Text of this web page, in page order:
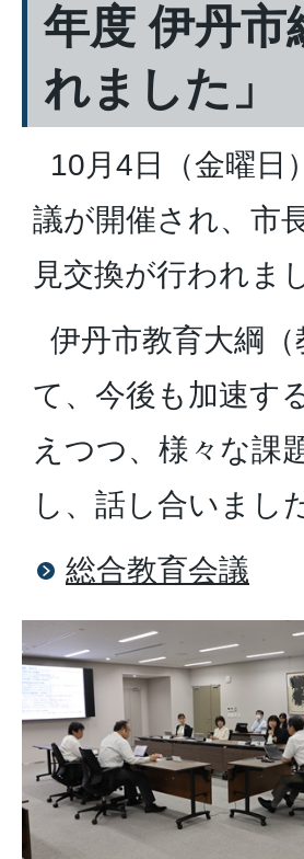
年度 伊丹市
れました」
10月4日（金曜日
議が開催され、市
見交換が行われま
伊丹市教育大綱
て、今後も加速す
えつつ、様々な課
し、話し合いまし
総合教育会議